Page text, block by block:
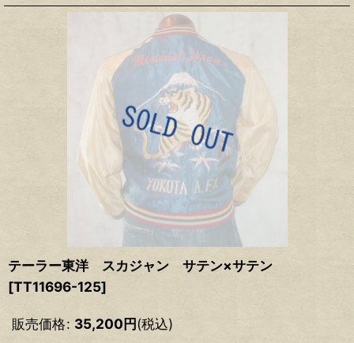
テーラー東洋 スカジャン サテン×サテン
[TT11696-125]
販売価格: 35,200円(税込)